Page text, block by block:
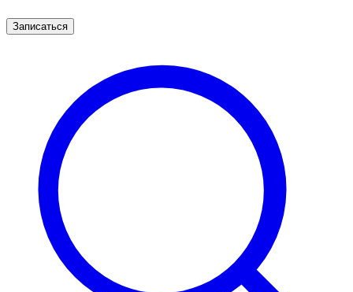
Записаться